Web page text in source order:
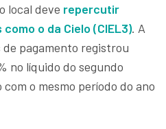
local deve repercutir
o da Cielo (CIEL3). A
pagamento registrou
no líquido do segundo
o mesmo período do ano